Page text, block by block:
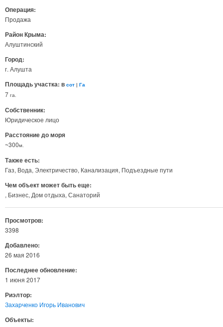
Операция:
Продажа
Район Крыма:
Алуштинский
Город:
г. Алушта
Площадь участка: в сот | Га
7 га.
Собственник:
Юридическое лицо
Расстояние до моря
~300м.
Также есть:
Газ Вода Электричество Канализация Подъездные пути
Чем объект может быть еще:
Бизнес Дом отдыха Санаторий
Просмотров:
3398
Добавлено:
26 мая 2016
Последнее обновление:
1 июня 2017
Риэлтор:
Захарченко Игорь Иванович
Объекты: